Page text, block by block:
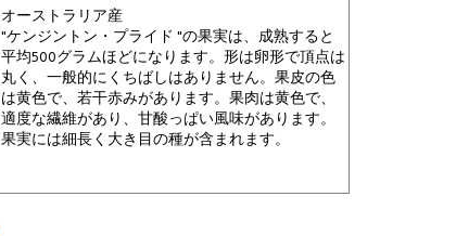
オーストラリア産
"ケンジントン・プライド "の果実は、成熟すると
平均500グラムほどになります。形は卵形で頂点は
丸く、一般的にくちばしはありません。果皮の色
は黄色で、若干赤みがあります。果肉は黄色で、
適度な繊維があり、甘酸っぱい風味があります。
果実には細長く大き目の種が含まれます。